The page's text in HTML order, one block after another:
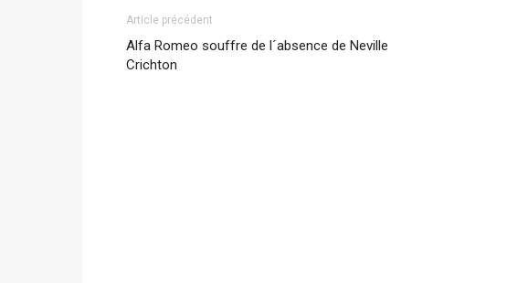
Article précédent
Alfa Romeo souffre de l´absence de Neville
Crichton